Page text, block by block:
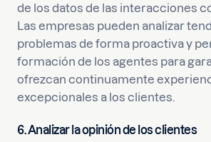
de los datos de las interacciones
Las empresas pueden analizar
problemas de forma proactiva y
formación de los agentes para
ofrezcan continuamente
excepcionales a los clientes.
6. Analizar la opinión de los clientes